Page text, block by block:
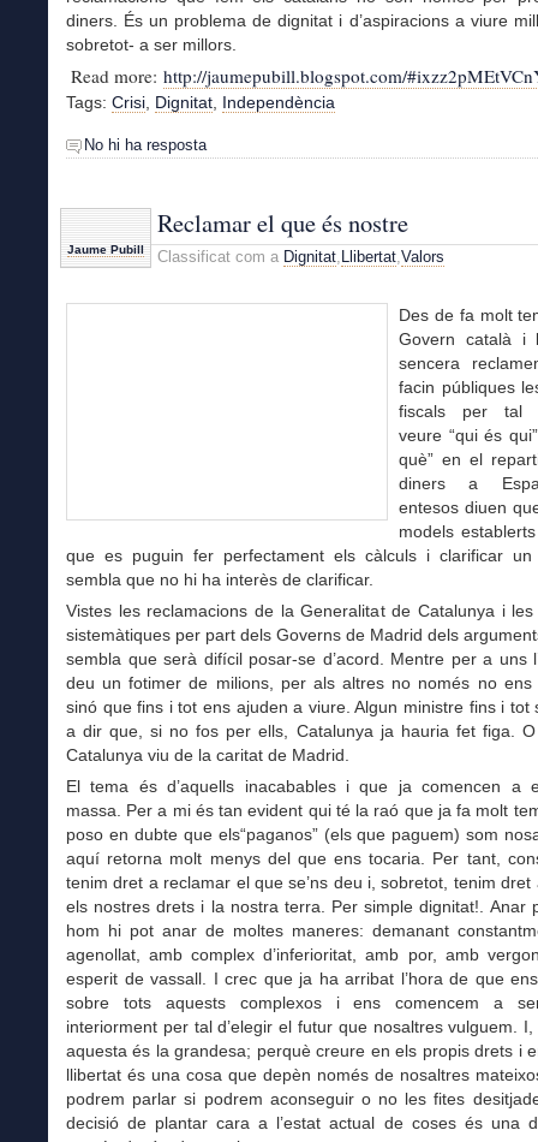
diners. És un problema de dignitat i d’aspiracions a viure
sobretot- a ser millors.
Read more: http://jaumepubill.blogspot.com/
Tags: Crisi Dignitat Independència
No hi ha resposta
Jaume Pubill
Reclamar el que és nostre
Classificat com a Dignitat, Llibertat,Valors
Des de fa molt
Govern català i
sencera
facin públiques
fiscals per tal
veure “qui és
què” en el
diners a
entesos diuen
models
que es puguin fer perfectament els càlculs i clarificar
sembla que no hi ha interès de clarificar.
Vistes les reclamacions de la Generalitat de Catalunya i les
sistemàtiques per part dels Governs de Madrid dels
sembla que serà difícil posar-se d’acord. Mentre per a uns
deu un fotimer de milions, per als altres no només no ens
sinó que fins i tot ens ajuden a viure. Algun ministre fins i tot
a dir que, si no fos per ells, Catalunya ja hauria fet figa.
Catalunya viu de la caritat de Madrid.
El tema és d’aquells inacabables i que ja comencen a
massa. Per a mi és tan evident qui té la raó que ja fa molt
poso en dubte que els“paganos” (els que paguem) som
aquí retorna molt menys del que ens tocaria. Per tant,
tenim dret a reclamar el que se’ns deu i, sobretot, tenim dret
els nostres drets i la nostra terra. Per simple dignitat!. Anar
hom hi pot anar de moltes maneres: demanant
agenollat, amb complex d’inferioritat, amb por, amb
esperit de vassall. I crec que ja ha arribat l’hora de que
sobre tots aquests complexos i ens comencem a
interiorment per tal d’elegir el futur que nosaltres vulguem.
aquesta és la grandesa; perquè creure en els propis drets i
llibertat és una cosa que depèn només de nosaltres
podrem parlar si podrem aconseguir o no les fites
decisió de plantar cara a l’estat actual de coses és una